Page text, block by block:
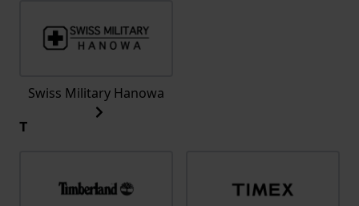
Swiss Military Hanowa
T